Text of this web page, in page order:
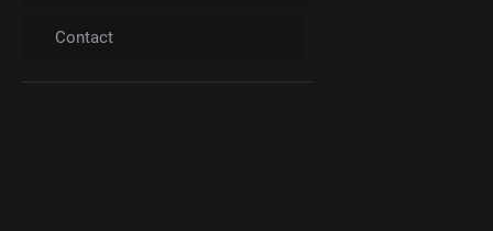
Contact